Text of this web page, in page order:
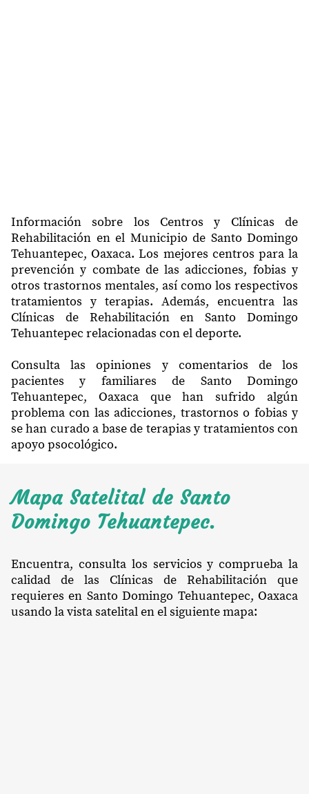
Información sobre los Centros y Clínicas de
Rehabilitación en el Municipio de Santo Domingo
Tehuantepec, Oaxaca. Los mejores centros para la
prevención y combate de las adicciones, fobias y
otros trastornos mentales, así como los respectivos
tratamientos y terapias. Además, encuentra las
Clínicas de Rehabilitación en Santo Domingo
Tehuantepec relacionadas con el deporte.
Consulta las opiniones y comentarios de los
pacientes y familiares de Santo Domingo
Tehuantepec, Oaxaca que han sufrido algún
problema con las adicciones, trastornos o fobias y
se han curado a base de terapias y tratamientos con
apoyo psocológico.
Mapa Satelital de Santo
Domingo Tehuantepec.
Encuentra, consulta los servicios y comprueba la
calidad de las Clínicas de Rehabilitación que
requieres en Santo Domingo Tehuantepec, Oaxaca
usando la vista satelital en el siguiente mapa: